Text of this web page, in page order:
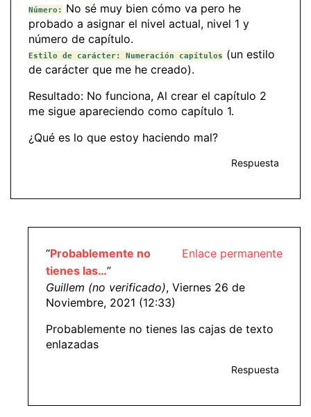
Número: No sé muy bien cómo va pero he
probado a asignar el nivel actual, nivel 1 y
número de capítulo.
Estilo de carácter: Numeración capítulos (un estilo
de carácter que me he creado).
Resultado: No funciona, Al crear el capítulo 2
me sigue apareciendo como capítulo 1.
¿Qué es lo que estoy haciendo mal?
Respuesta
Enlace permanente
“Probablemente no
tienes las…”
Guillem (no verificado), Viernes 26 de
Noviembre, 2021 (12:33)
Probablemente no tienes las cajas de texto
enlazadas
Respuesta